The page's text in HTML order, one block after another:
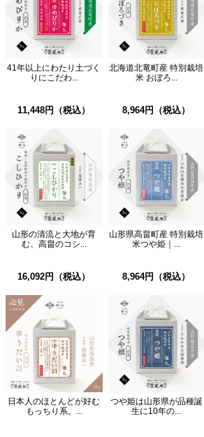
41年以上にわたり土づく
りにこだわ...
11,448円（税込）
北海道北竜町産 特別栽培
米 おぼろ...
8,964円（税込）
山形の清流と大地が育
む、高畠のコシ...
16,092円（税込）
山形県高畠町産 特別栽培
米つや姫｜...
8,964円（税込）
日本人のほとんどが好む
もっちり系。...
つや姫は山形県が品種誕
生に10年の...